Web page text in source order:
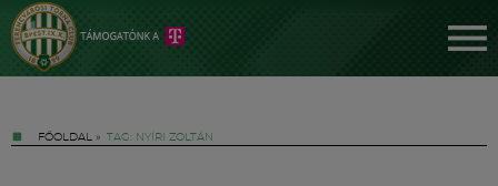
FŐOLDAL » TAG: NYÍRI ZOLTÁN